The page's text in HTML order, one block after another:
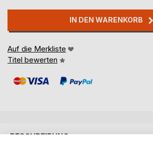
IN DEN WARENKORB
Auf die Merkliste
Titel bewerten
BESCHREIBUNG